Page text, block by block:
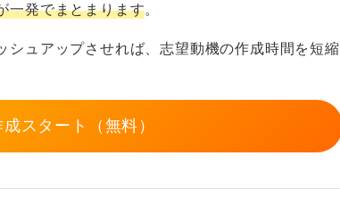
一発でまとまります。
シュアップさせれば、志望動機の作成時間を短縮
成スタート（無料）